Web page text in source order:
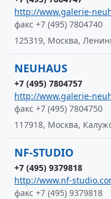
http://www.galerie-
факс +7 (495) 7804740
125319, Москва,
NEUHAUS
+7 (495) 7804757
http://www.galerie-
факс +7 (495) 7804750
117918, Москва,
NF-STUDIO
+7 (495) 9379818
http://www.nf-
факс +7 (495) 9379818